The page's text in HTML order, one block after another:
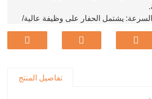
السرعة: يشتمل الحفار على وظيفة عالية/
يسمح للمشغلين بالتبديل بين التشغيل
السريعة والتشغيل منخفض السرعة
تفاصيل المنتج